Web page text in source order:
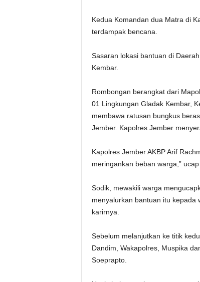
Kedua Komandan dua Matra di
terdampak bencana.
Sasaran lokasi bantuan di
Kembar.
Rombongan berangkat dari
01 Lingkungan Gladak Kembar,
membawa ratusan bungkus
Jember. Kapolres Jember
Kapolres Jember AKBP Arif
meringankan beban warga,”
Sodik, mewakili warga
menyalurkan bantuan itu kepada
karirnya.
Sebelum melanjutkan ke titik
Dandim, Wakapolres, Muspika
Soeprapto.